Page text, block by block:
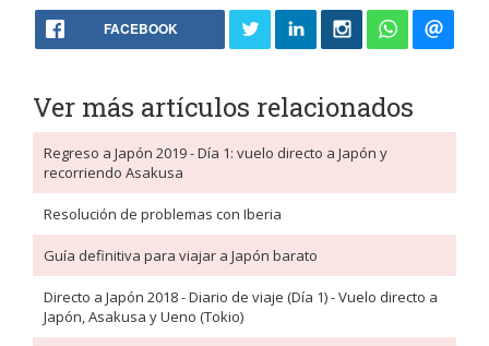
FACEBOOK
Ver más artículos relacionados
Regreso a Japón 2019 - Día 1: vuelo directo a Japón y
recorriendo Asakusa
Resolución de problemas con Iberia
Guía definitiva para viajar a Japón barato
Directo a Japón 2018 - Diario de viaje (Día 1) - Vuelo directo a
Japón, Asakusa y Ueno (Tokio)